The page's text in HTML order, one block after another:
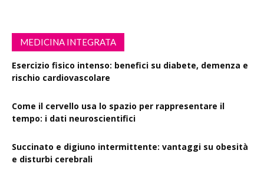
MEDICINA INTEGRATA
Esercizio fisico intenso: benefici su diabete, demenza e
rischio cardiovascolare
Come il cervello usa lo spazio per rappresentare il
tempo: i dati neuroscientifici
Succinato e digiuno intermittente: vantaggi su obesità
e disturbi cerebrali